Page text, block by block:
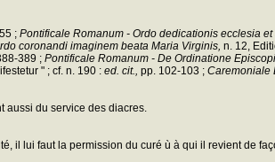
; Pontificale Romanum - Ordo dedicationis ecclesia et
coronandi imaginem beata Maria Virginis, n. 12,
389 ; Pontificale Romanum - De Ordinatione
" ; cf. n. 190 : ed. cit., pp. 102-103 ; Caremoniale
aussi du service des diacres.
il lui faut la permission du curé ù à qui il revient de